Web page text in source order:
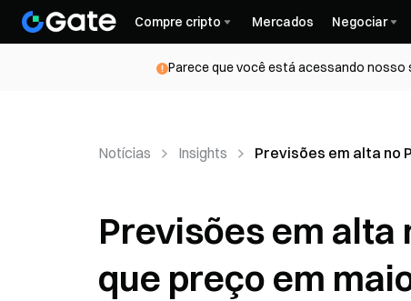
Compre cripto Mercados Negociar
Parece que você está acessando nosso
Notícias Insights Previsões em alta no
Previsões em alta
que preço em